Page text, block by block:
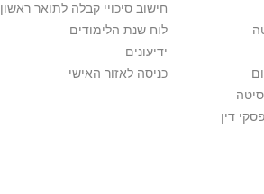
דין
חישוב סיכויי קבלה לתואר ראשון
לוח שנת הלימודים
ידיעונים
כניסה לאזור האישי